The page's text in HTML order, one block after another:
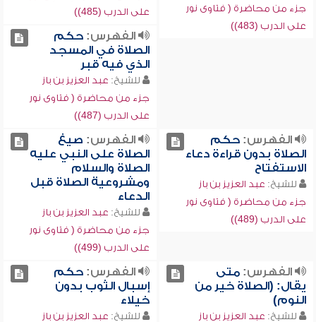
جزء من محاضرة ( فتاوى نور
على الدرب (483))
على الدرب (485))
الفهرس:حكم
الصلاة في المسجد
الذي فيه قبر
للشيخ: عبد العزيز بن باز
جزء من محاضرة ( فتاوى نور
على الدرب (487))
الفهرس:حكم
الصلاة بدون قراءة دعاء
الاستفتاح
للشيخ: عبد العزيز بن باز
جزء من محاضرة ( فتاوى نور
على الدرب (489))
الفهرس: صيغ
الصلاة على النبي عليه
الصلاة والسلام
ومشروعية الصلاة قبل
الدعاء
للشيخ: عبد العزيز بن باز
جزء من محاضرة ( فتاوى نور
على الدرب (499))
الفهرس:متى
يقال: (الصلاة خير من
النوم)
للشيخ: عبد العزيز بن باز
الفهرس:حكم
إسبال الثوب بدون
خيلاء
للشيخ: عبد العزيز بن باز